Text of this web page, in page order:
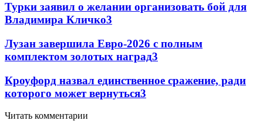
Турки заявил о желании организовать бой для
Владимира Кличко3
Лузан завершила Евро-2026 с полным
комплектом золотых наград3
Кроуфорд назвал единственное сражение, ради
которого может вернуться3
Читать комментарии